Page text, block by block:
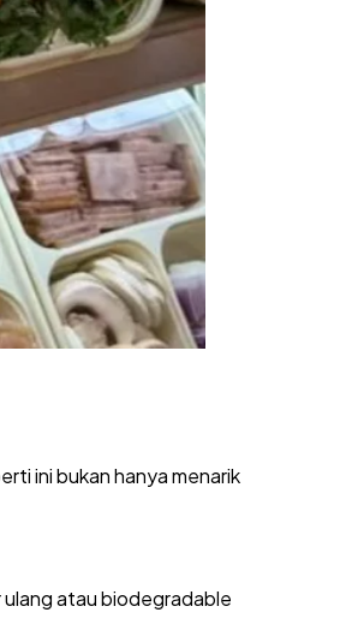
ini bukan hanya menarik
ulang atau biodegradable